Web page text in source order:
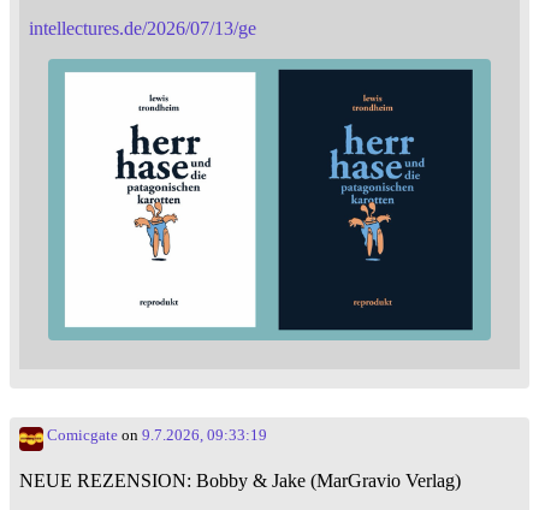
intellectures.de/2026/07/13/ge
Comicgate on 9.7.2026, 09:33:19
NEUE REZENSION: Bobby & Jake (MarGravio Verlag)